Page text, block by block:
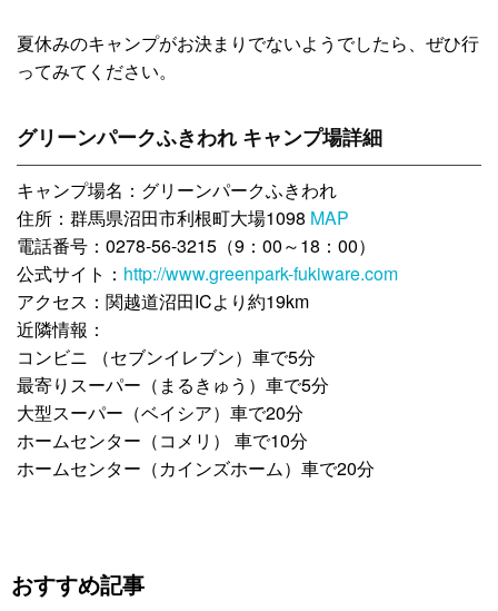
夏休みのキャンプがお決まりでないようでしたら、ぜひ行
ってみてください。
グリーンパークふきわれ キャンプ場詳細
キャンプ場名：グリーンパークふきわれ
住所：群馬県沼田市利根町大場1098 MAP
電話番号：0278-56-3215（9：00～18：00）
公式サイト： http://www.greenpark-fukiware.com
アクセス：関越道沼田ICより約19km
近隣情報：
コンビニ （セブンイレブン）車で5分
最寄りスーパー（まるきゅう）車で5分
大型スーパー（ベイシア）車で20分
ホームセンター（コメリ） 車で10分
ホームセンター（カインズホーム）車で20分
おすすめ記事